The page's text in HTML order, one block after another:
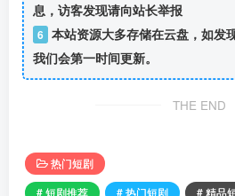
息，访客发现请向站长举报
6 本站资源大多存储在云盘，如发
我们会第一时间更新。
THE END
热门短剧
# 短剧推荐
# 热门短剧 # 精品